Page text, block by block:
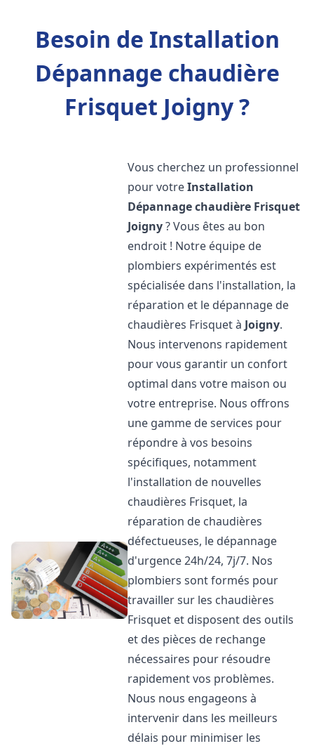
Besoin de Installation
Dépannage chaudière
Frisquet Joigny ?
Vous cherchez un professionnel
pour votreInstallation
Dépannage chaudière Frisquet
Joigny? Vous êtes au bon
endroit ! Notre équipe de
plombiers expérimentés est
spécialisée dans l'installation, la
réparation et le dépannage de
chaudières Frisquet à Joigny.
Nous intervenons rapidement
pour vous garantir un confort
optimal dans votre maison ou
votre entreprise. Nous offrons
une gamme de services pour
répondre à vos besoins
spécifiques, notamment
l'installation de nouvelles
chaudières Frisquet, la
réparation de chaudières
défectueuses, le dépannage
d'urgence 24h/24, 7j/7. Nos
plombiers sont formés pour
travailler sur les chaudières
Frisquet et disposent des outils
et des pièces de rechange
nécessaires pour résoudre
rapidement vos problèmes.
Nous nous engageons à
intervenir dans les meilleurs
délais pour minimiser les